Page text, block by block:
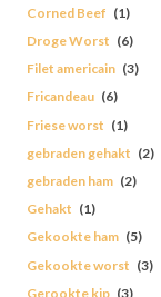
Corned Beef (1)
Droge Worst (6)
Filet americain (3)
Fricandeau (6)
Friese worst (1)
gebraden gehakt (2)
gebraden ham (2)
Gehakt (1)
Gekookte ham (5)
Gekookte worst (3)
Gerookte kip (3)